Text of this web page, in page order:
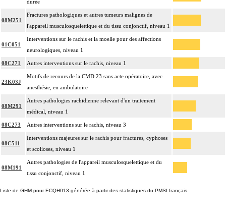
durée
08M251
Fractures pathologiques et autres tumeurs malignes de
l'appareil musculosquelettique et du tissu conjonctif, niveau 1
01C051
Interventions sur le rachis et la moelle pour des affections
neurologiques, niveau 1
08C271 Autres interventions sur le rachis, niveau 1
23K03J
Motifs de recours de la CMD 23 sans acte opératoire, avec
anesthésie, en ambulatoire
08M291
Autres pathologies rachidienne relevant d'un traitement
médical, niveau 1
08C273 Autres interventions sur le rachis, niveau 3
08C511
Interventions majeures sur le rachis pour fractures, cyphoses
et scolioses, niveau 1
08M191
Autres pathologies de l'appareil musculosquelettique et du
tissu conjonctif, niveau 1
Liste de GHM pour ECQH013 générée à partir des statistiques du PMSI français